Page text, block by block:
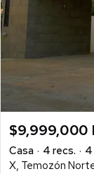
$9,999,000
Casa
4 recs. 4
X, Temozón